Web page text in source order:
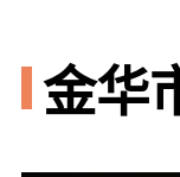
金华